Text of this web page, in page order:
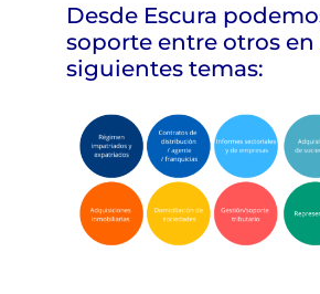
Desde Escura
soporte entre otros en
siguientes temas: